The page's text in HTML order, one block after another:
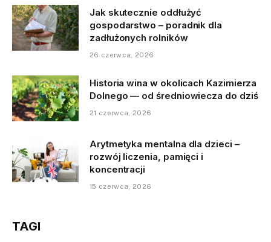
Jak skutecznie oddłużyć
gospodarstwo – poradnik dla
zadłużonych rolników
26 czerwca, 2026
Historia wina w okolicach Kazimierza
Dolnego — od średniowiecza do dziś
21 czerwca, 2026
Arytmetyka mentalna dla dzieci –
rozwój liczenia, pamięci i
koncentracji
15 czerwca, 2026
TAGI